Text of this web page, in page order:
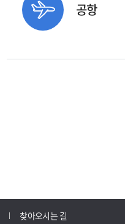
공항
찾아오시는 길